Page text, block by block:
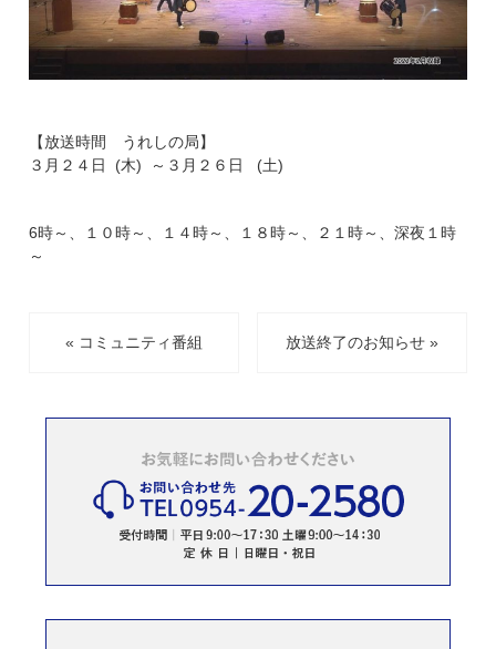
【放送時間 うれしの局】
３月２４日 (木) ～３月２６日 (土)
6時～、１０時～、１４時～、１８時～、２１時～、深夜１時
～
« コミュニティ番組 放送終了のお知らせ »